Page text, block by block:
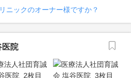
ニックのオーナー様ですか？
医院